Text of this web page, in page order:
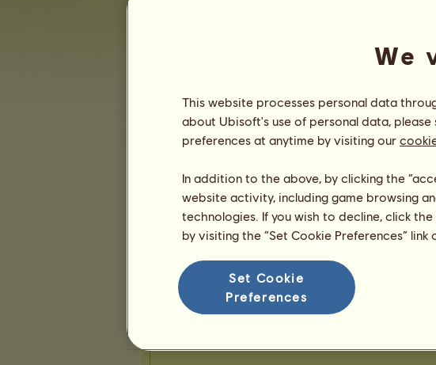
Kodi
16 39
Präsentation
We
This website processes personal data
about Ubisoft's use of personal data, please
preferences at anytime by visiting our
In addition to the above, by clicking the
website activity, including game browsing
technologies. If you wish to decline, click
by visiting the “Set Cookie Preferences”
Set Cookie
Preferences